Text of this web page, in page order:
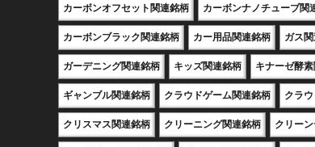
カーボンオフセット関連銘柄 カーボンナノチューブ関
カーボンブラック関連銘柄 カー用品関連銘柄 ガス
ガーデニング関連銘柄 キッズ関連銘柄 キナーゼ酵
ギャンブル関連銘柄 クラウドゲーム関連銘柄 クラ
クリスマス関連銘柄 クリーニング関連銘柄 クリー